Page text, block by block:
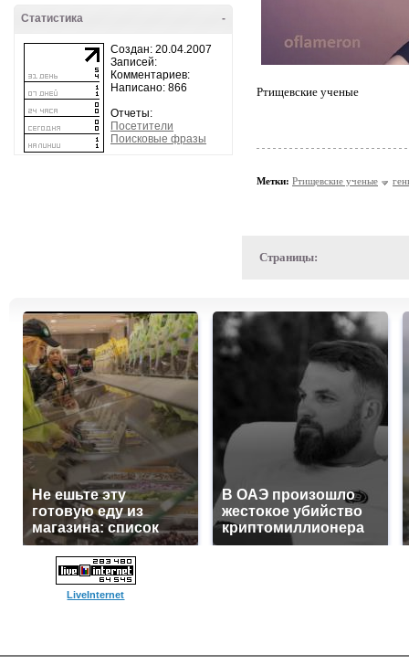
-
Статистика
Создан: 20.04.2007
Записей:
Комментариев:
Написано: 866
Отчеты:
Посетители
Поисковые фразы
Ртищевские ученые
Метки: Ртищевские ученые
Страницы:
Не ешьте эту
готовую еду из
магазина: список
В ОАЭ произошло
жестокое убийство
криптомиллионера
LiveInternet